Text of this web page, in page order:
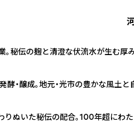
。秘伝の麹と清澄な伏流水が生む
・醸成。地元・光市の豊かな風土
ぬいた秘伝の配合。100年超にわ